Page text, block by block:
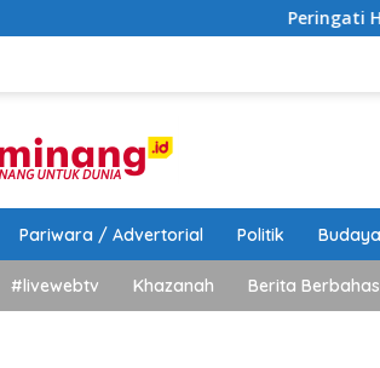
Peringati HUT ke-81
Pariwara / Advertorial Politik Budaya
#livewebtv Khazanah Berita